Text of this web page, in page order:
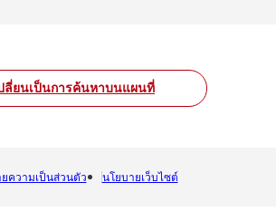
ลี่ยนเป็นการค้นหาบนแผนที่
ความเป็นส่วนตัว นโยบายเว็บไซต์